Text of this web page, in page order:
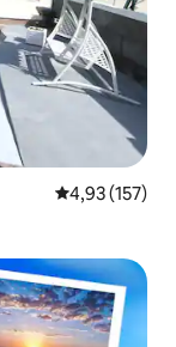
Évaluation
4,93 (157)